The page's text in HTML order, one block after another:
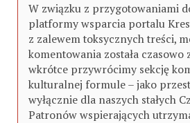
W związku z przygotowaniami
platformy wsparcia portalu
z zalewem toksycznych treści,
komentowania została czasowo
wkrótce przywrócimy sekcję
kulturalnej formule – jako
wyłącznie dla naszych stałych
Patronów wspierających